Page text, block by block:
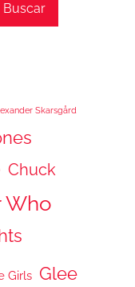
Buscar
Skarsgård
Chuck
Who
Girls Glee